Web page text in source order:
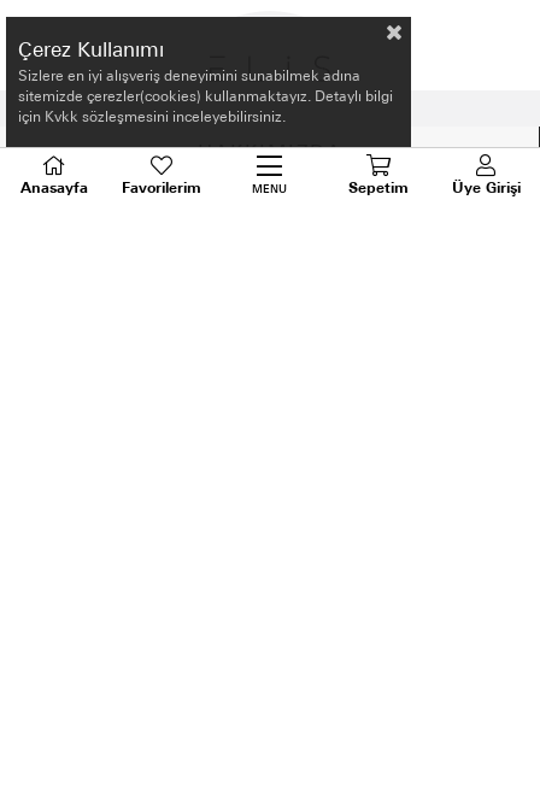
HAKKIMIZDA
Çerez Kullanımı
Sizlere en iyi alışveriş deneyimini sunabilmek adına
sitemizde çerezler(cookies) kullanmaktayız. Detaylı bilgi
için Kvkk sözleşmesini inceleyebilirsiniz.
Anasayfa Favorilerim MENU Sepetim Üye Girişi